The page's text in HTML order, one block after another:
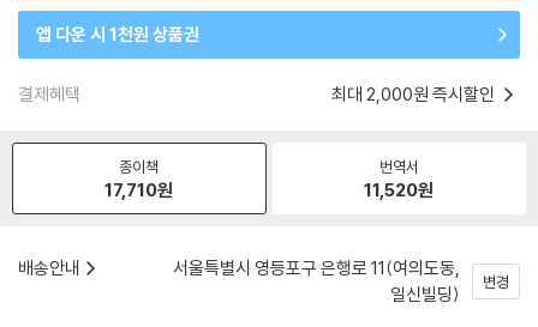
앱 다운 시 1천원 상품권
결제혜택 최대 2,000원 즉시할인
종이책
17,710원
번역서
11,520원
배송안내
서울특별시 영등포구 은행로 11(여의도동,
일신빌딩)
변경